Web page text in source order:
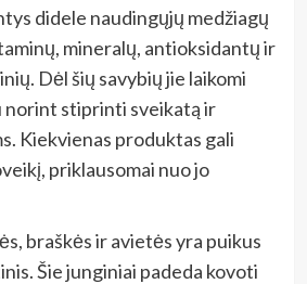
didele naudingųjų medžiagų
mineralų, antioksidantų ir
Dėl šių savybių jie laikomi
norint stiprinti sveikatą ir
Kiekvienas produktas gali
priklausomai nuo jo
braškės ir avietės yra puikus
Šie junginiai padeda kovoti